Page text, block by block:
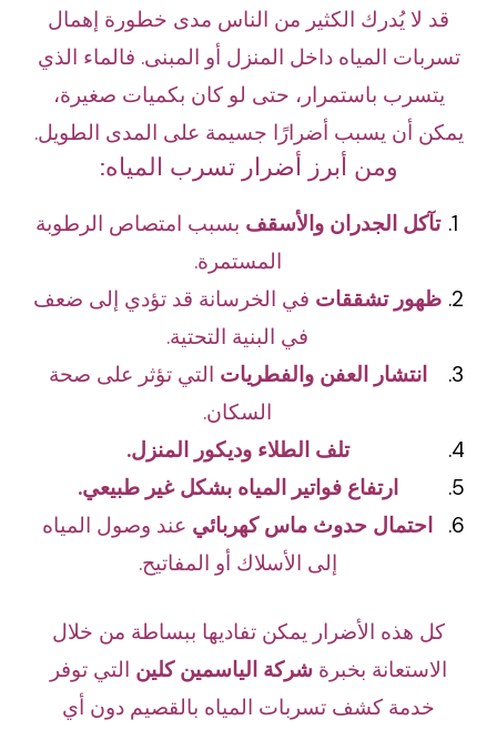
قد لا يُدرك الكثير من الناس مدى خطورة إهمال
تسربات المياه داخل المنزل أو المبنى. فالماء الذي
يتسرب باستمرار، حتى لو كان بكميات صغيرة،
يمكن أن يسبب أضرارًا جسيمة على المدى الطويل.
ومن أبرز أضرار تسرب المياه:
تآكل الجدران والأسقف بسبب امتصاص الرطوبة
المستمرة.
ظهور تشققات في الخرسانة قد تؤدي إلى ضعف
في البنية التحتية.
انتشار العفن والفطريات التي تؤثر على صحة
السكان.
تلف الطلاء وديكور المنزل.
ارتفاع فواتير المياه بشكل غير طبيعي.
احتمال حدوث ماس كهربائي عند وصول المياه
إلى الأسلاك أو المفاتيح.
كل هذه الأضرار يمكن تفاديها ببساطة من خلال
الاستعانة بخبرة شركة الياسمين كلين التي توفر
خدمة كشف تسربات المياه بالقصيم دون أي